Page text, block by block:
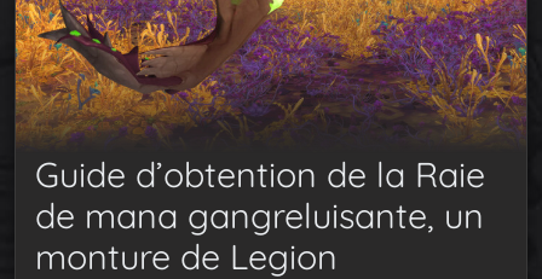
Guide d’obtention de la Raie
de mana gangreluisante, un
monture de Legion